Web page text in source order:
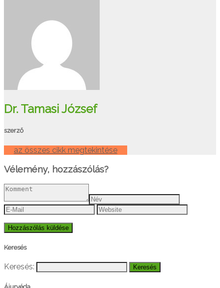
Dr. Tamasi József
szerző
az összes cikk megtekintése
Vélemény, hozzászólás?
Keresés
Keresés: